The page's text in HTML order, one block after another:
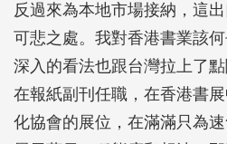
反過來為本地市場接納，這
可悲之處。我對香港書業該
深入的看法也跟台灣拉上了
在報紙副刊任職，在香港書
化協會的展位，在滿滿只為